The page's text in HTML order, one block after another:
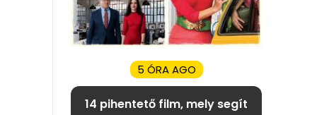
5 ÓRA AGO
14 pihentető film, mely segít